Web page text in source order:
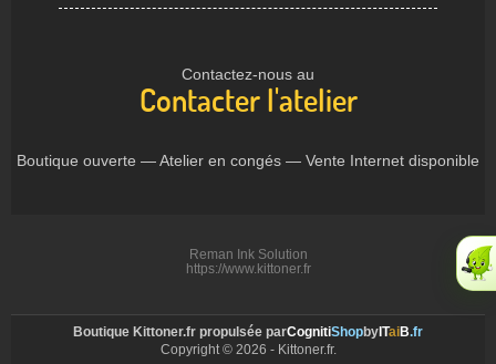
Contactez-nous au
Contacter l'atelier
Boutique ouverte — Atelier en congés — Vente Internet disponible
Reman Ink Solution
https://www.kittoner.fr
Boutique Kittoner.fr propulsée parCognitiShopby ITaiB.fr
Copyright © 2026 - Kittoner.fr.